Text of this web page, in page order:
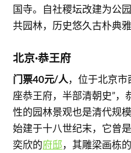
国寺。自社稷坛改建为公
共园林，历史悠久古朴典雅
北京·恭王府
门票40元/人，位于北京
座恭王府，半部清朝史”，
性的园林景观也是清代规
始建于十八世纪末，它曾
奕欣的府邸，其雕梁画栋